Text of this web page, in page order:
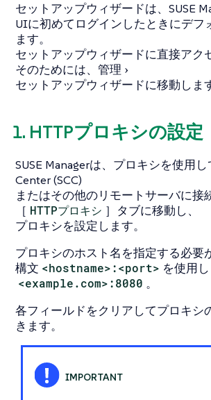
セットアップウィザードは、SUSE
UIに初めてログインしたときにデフ
ます。
セットアップウィザードに直接アク
そのためには、 管理
セットアップウィザードに移動しま
1. HTTPプロキシの設定
SUSE Managerは、プロキシを使用し
Center (SCC)
またはその他のリモートサーバに接
［ HTTPプロキシ ］タブに移動し、
プロキシを設定します。
プロキシのホスト名を指定する必要
構文 <hostname>:<port> を使用
<example.com>:8080 。
各フィールドをクリアしてプロキシ
きます。